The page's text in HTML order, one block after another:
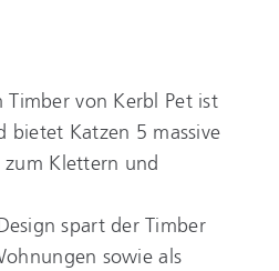
von Kerbl Pet ist
bietet Katzen 5 massive
Klettern und
spart der Timber
sowie als